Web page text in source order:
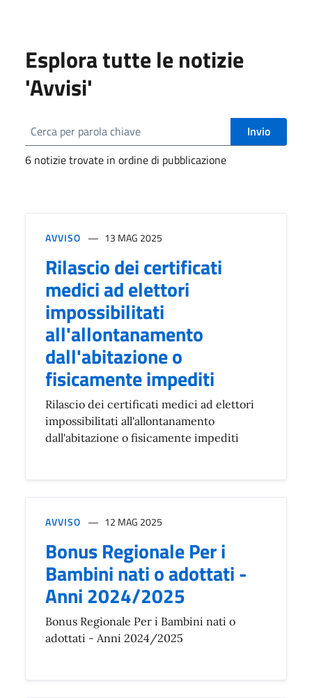
Esplora tutte le notizie
'Avvisi'
Invio
6 notizie trovate in ordine di pubblicazione
AVVISO 13 MAG 2025
Rilascio dei certificati
medici ad elettori
impossibilitati
all'allontanamento
dall'abitazione o
fisicamente impediti
Rilascio dei certificati medici ad elettori
impossibilitati all'allontanamento
dall'abitazione o fisicamente impediti
AVVISO 12 MAG 2025
Bonus Regionale Per i
Bambini nati o adottati -
Anni 2024/2025
Bonus Regionale Per i Bambini nati o
adottati - Anni 2024/2025